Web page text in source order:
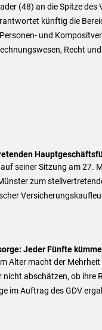
(48) an die Spitze
künftig die
und
Recht
seiner Sitzung am 27.
zum
Jeder Fünfte
Alter macht der
nicht abschätzen, ob ihre
im Auftrag des GDV